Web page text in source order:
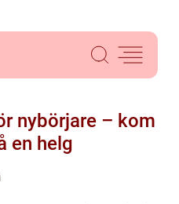
nybörjare – kom
en helg